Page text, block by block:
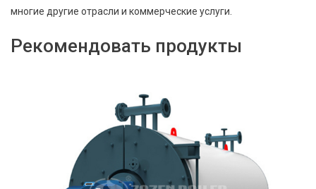
многие другие отрасли и коммерческие услуги.
Рекомендовать продукты